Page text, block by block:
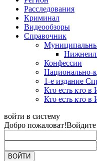
Расследования
Криминал
Видеообзоры
Справочник
Конфессии
Национально-
1-е издание
Кто есть кто
Кто есть кто
войти в систему
Добро пожаловат!Войдите